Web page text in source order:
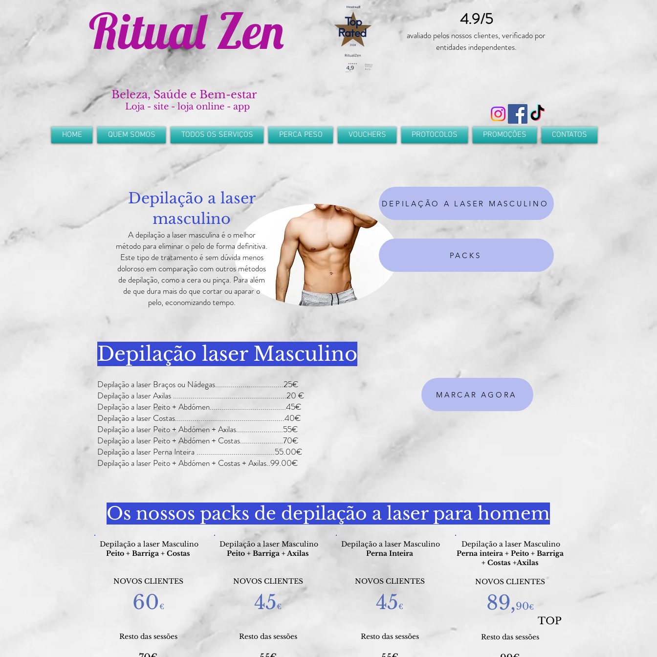
Ritual Zen 4.9/5
avaliado pelos nossos clientes, verificado por
entidades independentes.
Beleza, Saúde e Bem-estar
Loja - site - loja online - app
HOME QUEM SOMOS TODOS OS SERVIÇOS PERCA PESO VOUCHERS PROTOCOLOS PROMOÇÕES CONTATOS
Depilação a laser
masculino
A depilação a laser masculina é o melhor
método para eliminar o pelo de forma definitiva.
Este tipo de tratamento é sem dúvida menos
doloroso em comparação com outros métodos
de depilação, como a cera ou pinça. Para além
de que dura mais do que cortar ou aparar o
pelo, economizando tempo.
DEPILAÇÃO A LASER MASCULINO
PACKS
Depilação laser Masculino
Depilação a laser Braços ou Nádegas...................................25€
Depilação a laser Axilas ..........................................................20 €
Depilação a laser Peito + Abdómen.......................................45€
Depilação a laser Costas........................................................40€
Depilação a laser Peito + Abdómen + Axilas........................55€
Depilação a laser Peito + Abdómen + Costas......................70€
Depilação a laser Perna Inteira ........................................55.00€
Depilação a laser Peito + Abdómen + Costas + Axilas..99.00€
MARCAR AGORA
Depilação a laser Masculino
Peito + Barriga + Costas
NOVOS CLIENTES
60€
Resto das sessões
Depilação a laser Masculino
Peito + Barriga + Axilas
NOVOS CLIENTES
45€
Resto das sessões
Depilação a laser Masculino
Perna Inteira
NOVOS CLIENTES
45€
Resto das sessões
Depilação a laser Masculino
Perna inteira + Peito + Barriga
+ Costas +Axilas
NOVOS CLIENTES
89,90€
Resto das sessões
TOP
Os nossos packs de depilação a laser para homem